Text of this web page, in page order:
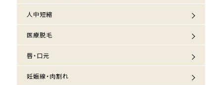
人中短縮
医療脱毛
唇・口元
妊娠線・肉割れ